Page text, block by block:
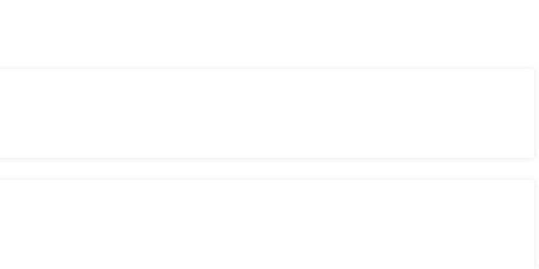
sans complications.
du marché.
des plateformes et des dApps.